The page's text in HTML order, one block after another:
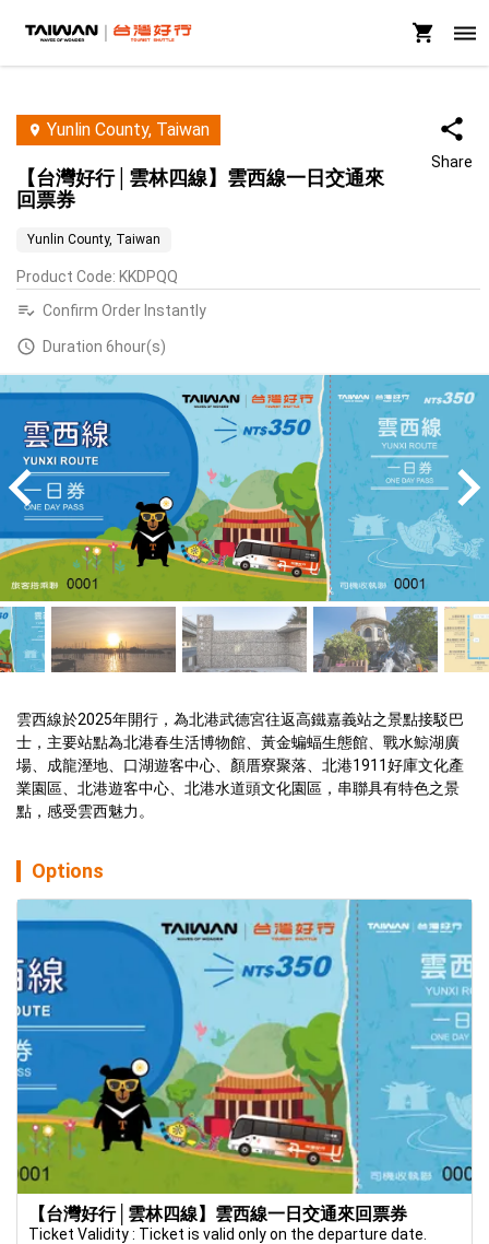
Yunlin County, Taiwan
【台灣好行│雲林四線】雲西線一日交通來
回票券
Share
Yunlin County, Taiwan
Product Code: KKDPQQ
Confirm Order Instantly
Duration 6hour(s)
雲西線於2025年開行，為北港武德宮往返高鐵嘉義站之景點接駁巴
士，主要站點為北港春生活博物館、黃金蝙蝠生態館、戰水鯨湖廣
場、成龍溼地、口湖遊客中心、顏厝寮聚落、北港1911好庫文化產
業園區、北港遊客中心、北港水道頭文化園區，串聯具有特色之景
點，感受雲西魅力。
Options
【台灣好行│雲林四線】雲西線一日交通來回票券
Ticket Validity : Ticket is valid only on the departure date.